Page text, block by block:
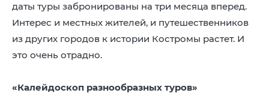
даты туры забронированы на три месяца вперед.
Интерес и местных жителей, и путешественников
из других городов к истории Костромы растет. И
это очень отрадно.
«Калейдоскоп разнообразных туров»